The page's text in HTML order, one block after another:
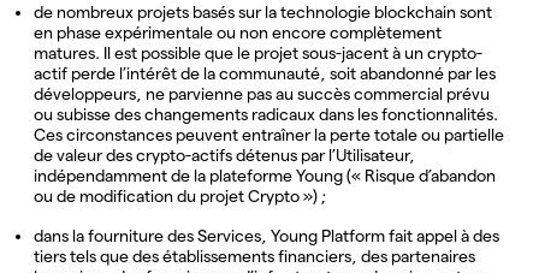
de nombreux projets basés sur la technologie blockchain sont
en phase expérimentale ou non encore complètement
matures. Il est possible que le projet sous-jacent à un crypto-
actif perde l’intérêt de la communauté, soit abandonné par les
développeurs, ne parvienne pas au succès commercial prévu
ou subisse des changements radicaux dans les fonctionnalités.
Ces circonstances peuvent entraîner la perte totale ou partielle
de valeur des crypto-actifs détenus par l’Utilisateur,
indépendamment de la plateforme Young (« Risque d’abandon
ou de modification du projet Crypto ») ;
dans la fourniture des Services, Young Platform fait appel à des
tiers tels que des établissements financiers, des partenaires